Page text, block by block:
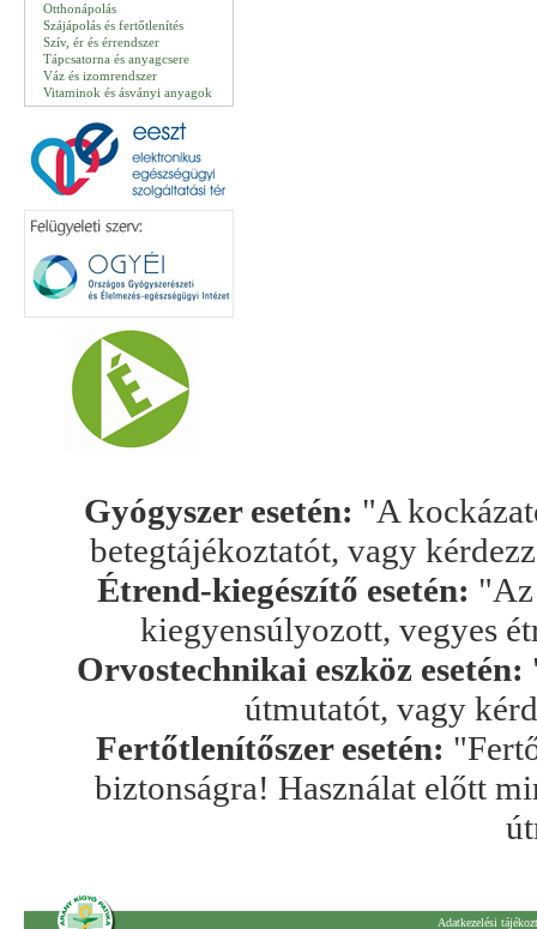
Otthonápolás
Szájápolás és fertőtlenítés
Szív, ér és érrendszer
Tápcsatorna és anyagcsere
Váz és izomrendszer
Vitaminok és ásványi anyagok
Gyógyszer esetén: "A
betegtájékoztatót, vagy
Étrend-kiegészítő esetén: "Az
kiegyensúlyozott, vegyes
Orvostechnikai eszköz esetén:
útmutatót, vagy
Fertőtlenítőszer esetén:
biztonságra! Használat előtt
Adatkezelési